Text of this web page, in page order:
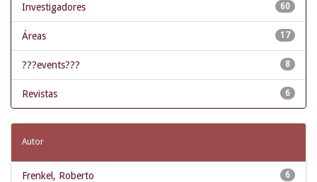
60
Investigadores
17
Áreas
8
???events???
6
Revistas
Autor
6
Frenkel, Roberto